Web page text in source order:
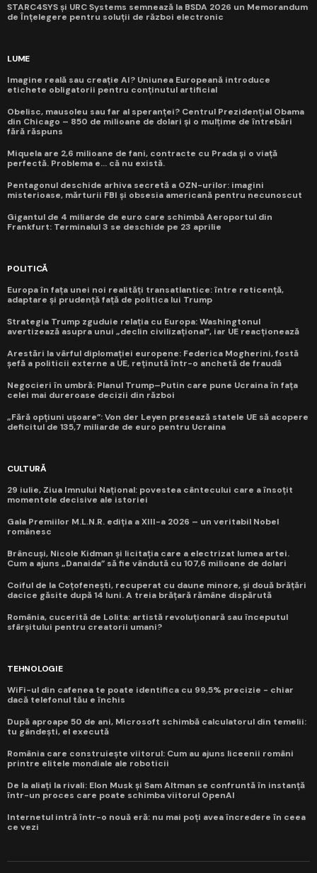
STARC4SYS și URC Systems semnează la BSDA 2026 un Memorandum
de Înțelegere pentru soluții de război electronic
LUME
Imagine reală sau creație AI? Uniunea Europeană introduce
etichete obligatorii pentru conținutul artificial
Obelisc, mausoleu sau far al speranței? Centrul Prezidențial Obama
din Chicago – 850 de milioane de dolari și o mulțime de întrebări
fără răspuns
Miquela are 2,6 milioane de fani, contracte cu Prada și o viață
perfectă. Problema e... că nu există.
Pentagonul deschide arhiva secretă a OZN-urilor: imagini
misterioase, mărturii FBI și obsesia americană pentru necunoscut
Gigantul de 4 miliarde de euro care schimbă Aeroportul din
Frankfurt: Terminalul 3 se deschide pe 23 aprilie
POLITICĂ
Europa în fața unei noi realități transatlantice: între reticență,
adaptare și prudență față de politica lui Trump
Strategia Trump zguduie relația cu Europa: Washingtonul
avertizează asupra unui „declin civilizațional”, iar UE reacționează
Arestări la vârful diplomației europene: Federica Mogherini, fostă
șefă a politicii externe a UE, reținută într-o anchetă de fraudă
Negocieri în umbră: Planul Trump–Putin care pune Ucraina în fața
celei mai dureroase decizii din război
„Fără opțiuni ușoare”: Von der Leyen presează statele UE să acopere
deficitul de 135,7 miliarde de euro pentru Ucraina
CULTURĂ
29 iulie, Ziua Imnului Național: povestea cântecului care a însoțit
momentele decisive ale istoriei
Gala Premiilor M.L.N.R. ediția a XIII-a 2026 – un veritabil Nobel
românesc
Brâncuși, Nicole Kidman și licitația care a electrizat lumea artei.
Cum a ajuns „Danaida” să fie vândută cu 107,6 milioane de dolari
Coiful de la Coțofenești, recuperat cu daune minore, și două brățări
dacice găsite după 14 luni. A treia brățară rămâne dispărută
România, cucerită de Lolita: artistă revoluționară sau începutul
sfârșitului pentru creatorii umani?
TEHNOLOGIE
WiFi-ul din cafenea te poate identifica cu 99,5% precizie - chiar
dacă telefonul tău e închis
După aproape 50 de ani, Microsoft schimbă calculatorul din temelii:
tu gândești, el execută
România care construiește viitorul: Cum au ajuns liceenii români
printre elitele mondiale ale roboticii
De la aliați la rivali: Elon Musk și Sam Altman se confruntă în instanță
într-un proces care poate schimba viitorul OpenAI
Internetul intră într-o nouă eră: nu mai poți avea încredere în ceea
ce vezi